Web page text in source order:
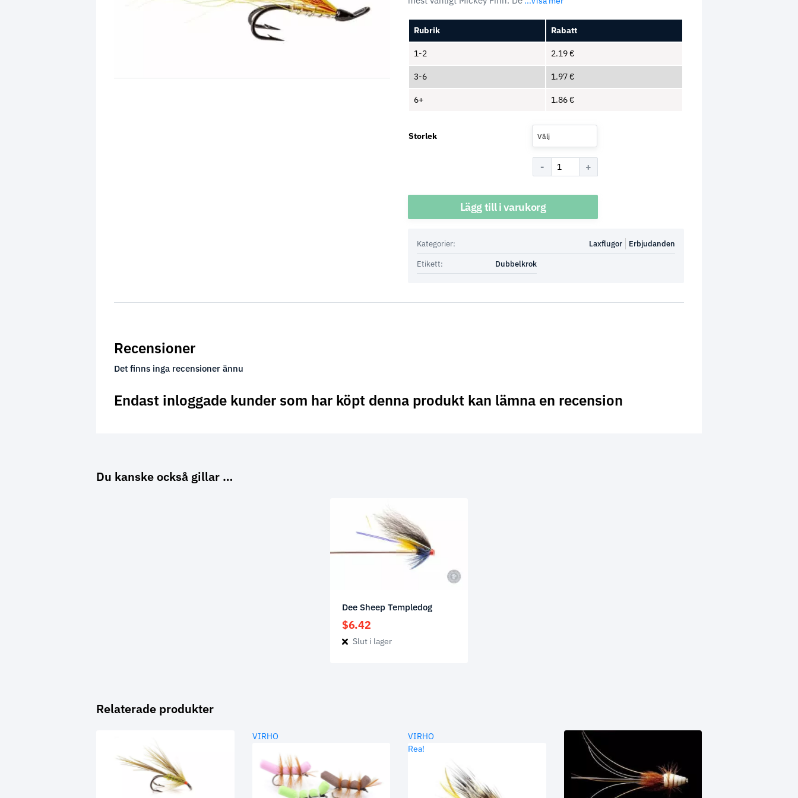
Rubrik Rabatt
1-2 2.19€
3-6 1.97€
6+ 1.86€
Storlek Välj
Lägg till i varukorg
Kategorier: Erbjudanden
Laxflugor
Etikett:
Dubbelkrok
Recensioner
Det finns inga recensioner ännu
Endast inloggade kunder som har köpt denna produkt kan lämna en recension
Du kanske också gillar …
Dee Sheep Templedog
$6.42
Slut i lager
Relaterade produkter
VIRHO
VIRHO
Rea!